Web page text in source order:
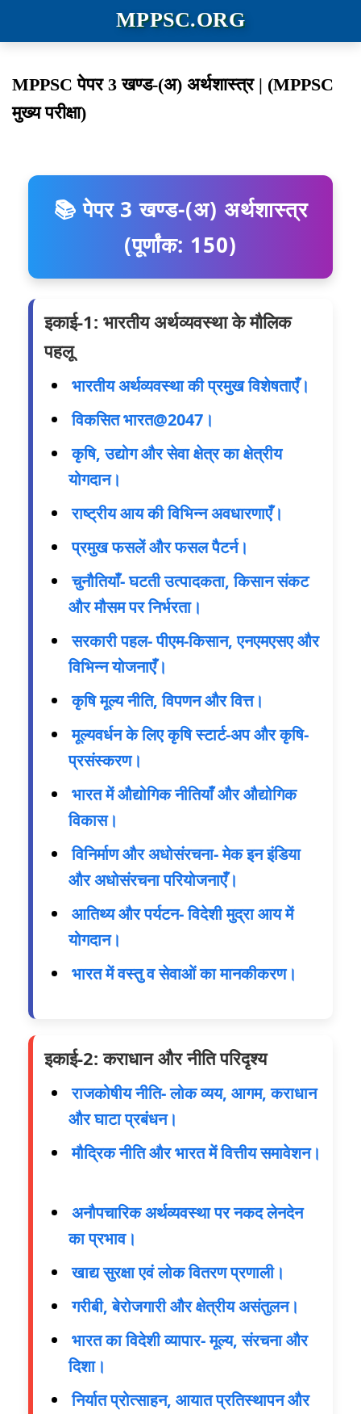
MPPSC.ORG
MPPSC पेपर 3 खण्ड-(अ) अर्थशास्त्र | (MPPSC
मुख्य परीक्षा)
📚 पेपर 3 खण्ड-(अ) अर्थशास्त्र
(पूर्णांक: 150)
इकाई-1: भारतीय अर्थव्यवस्था के मौलिक
पहलू
भारतीय अर्थव्यवस्था की प्रमुख विशेषताएँ।
विकसित भारत@2047।
कृषि, उद्योग और सेवा क्षेत्र का क्षेत्रीय
योगदान।
राष्ट्रीय आय की विभिन्न अवधारणाएँ।
प्रमुख फसलें और फसल पैटर्न।
चुनौतियाँ- घटती उत्पादकता, किसान संकट
और मौसम पर निर्भरता।
सरकारी पहल- पीएम-किसान, एनएमएसए और
विभिन्न योजनाएँ।
कृषि मूल्य नीति, विपणन और वित्त।
मूल्यवर्धन के लिए कृषि स्टार्ट-अप और कृषि-
प्रसंस्करण।
भारत में औद्योगिक नीतियाँ और औद्योगिक
विकास।
विनिर्माण और अधोसंरचना- मेक इन इंडिया
और अधोसंरचना परियोजनाएँ।
आतिथ्य और पर्यटन- विदेशी मुद्रा आय में
योगदान।
भारत में वस्तु व सेवाओं का मानकीकरण।
इकाई-2: कराधान और नीति परिदृश्य
राजकोषीय नीति- लोक व्यय, आगम, कराधान
और घाटा प्रबंधन।
मौद्रिक नीति और भारत में वित्तीय समावेशन।
अनौपचारिक अर्थव्यवस्था पर नकद लेनदेन
का प्रभाव।
खाद्य सुरक्षा एवं लोक वितरण प्रणाली।
गरीबी, बेरोजगारी और क्षेत्रीय असंतुलन।
भारत का विदेशी व्यापार- मूल्य, संरचना और
दिशा।
निर्यात प्रोत्साहन, आयात प्रतिस्थापन और